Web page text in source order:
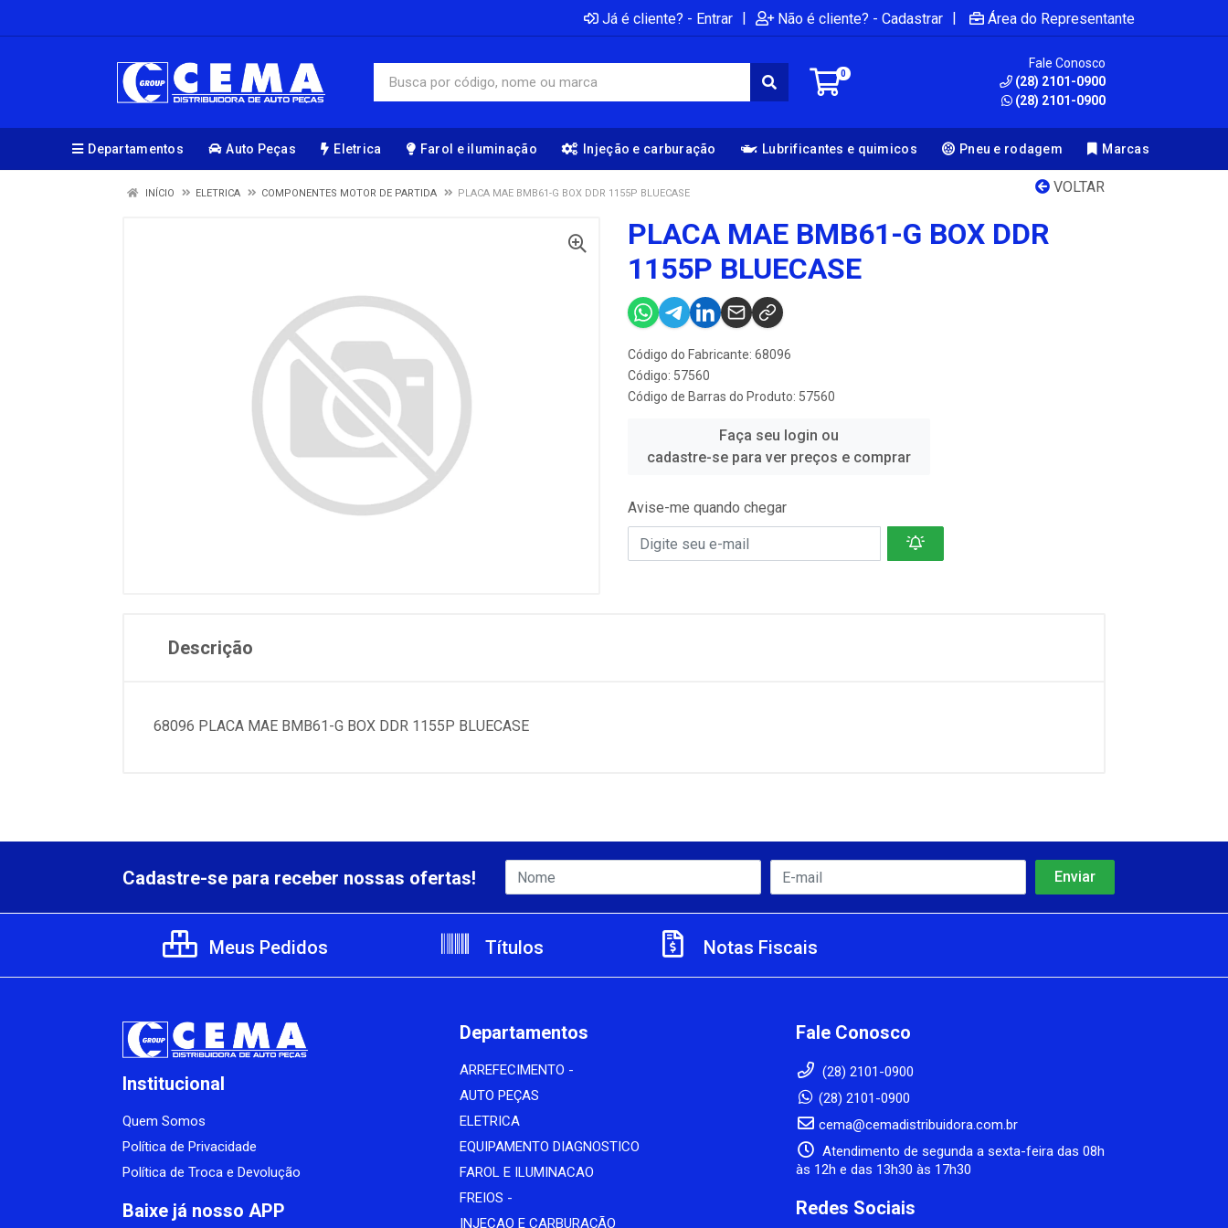
Já é cliente? - Entrar | Não é cliente? - Cadastrar | Área do Representante
0
Fale Conosco
(28) 2101-0900
(28) 2101-0900
Departamentos Auto Peças Eletrica Farol e iluminação Injeção e carburação Lubrificantes e quimicos Pneu e rodagem Marcas
VOLTAR
INÍCIO ELETRICA COMPONENTES MOTOR DE PARTIDA PLACA MAE BMB61-G BOX DDR 1155P BLUECASE
PLACA MAE BMB61-G BOX DDR
1155P BLUECASE
Código do Fabricante: 68096
Código: 57560
Código de Barras do Produto: 57560
Faça seu login ou
cadastre-se para ver preços e comprar
Avise-me quando chegar
Descrição
68096 PLACA MAE BMB61-G BOX DDR 1155P BLUECASE
Cadastre-se para receber nossas ofertas!
Meus Pedidos Títulos Notas Fiscais
Institucional
Quem Somos
Política de Privacidade
Política de Troca e Devolução
Baixe já nosso APP
Departamentos
ARREFECIMENTO -
AUTO PEÇAS
ELETRICA
EQUIPAMENTO DIAGNOSTICO
FAROL E ILUMINACAO
FREIOS -
INJECAO E CARBURAÇÃO
Fale Conosco
(28) 2101-0900
(28) 2101-0900
cema@cemadistribuidora.com.br
Atendimento de segunda a sexta-feira das 08h
às 12h e das 13h30 às 17h30
Redes Sociais